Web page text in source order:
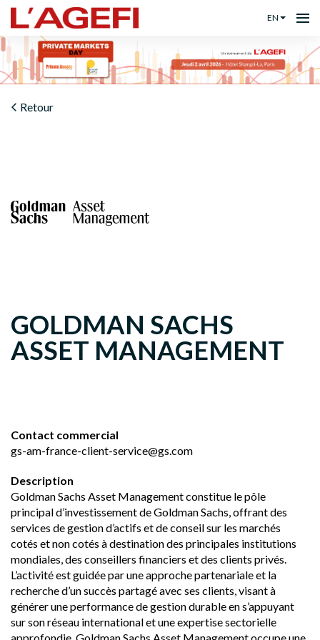
EN
Retour
GOLDMAN SACHS
ASSET MANAGEMENT
Contact commercial
gs-am-france-client-service@gs.com
Description
Goldman Sachs Asset Management constitue le pôle
principal d’investissement de Goldman Sachs, offrant des
services de gestion d’actifs et de conseil sur les marchés
cotés et non cotés à destination des principales institutions
mondiales, des conseillers financiers et des clients privés.
L’activité est guidée par une approche partenariale et la
recherche d’un succès partagé avec ses clients, visant à
générer une performance de gestion durable en s’appuyant
sur son réseau international et une expertise sectorielle
approfondie. Goldman Sachs Asset Management occupe une